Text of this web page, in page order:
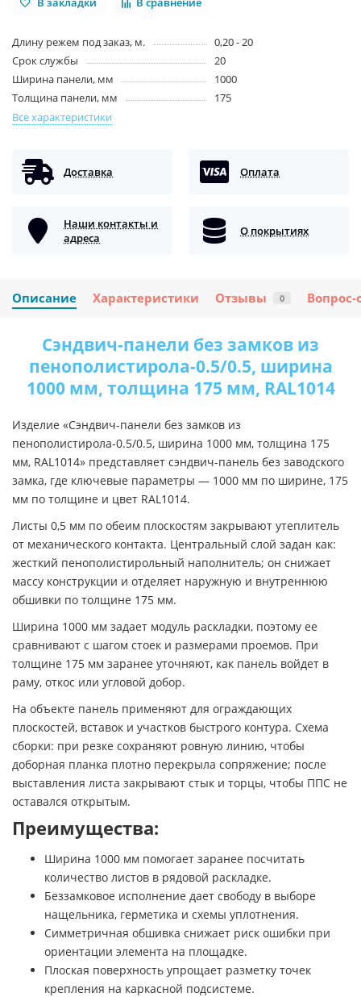
В закладки В сравнение
Длину режем под заказ, м.
0,20 - 20
Срок службы
20
Ширина панели, мм
1000
Толщина панели, мм
175
Все характеристики
Доставка Оплата
Наши контакты и
адреса
О покрытиях
Описание Характеристики Отзывы 0 Вопрос-
Сэндвич-панели без замков из
пенополистирола-0.5/0.5, ширина
1000 мм, толщина 175 мм, RAL1014
Изделие «Сэндвич-панели без замков из
пенополистирола-0.5/0.5, ширина 1000 мм, толщина 175
мм, RAL1014» представляет сэндвич-панель без заводского
замка, где ключевые параметры — 1000 мм по ширине, 175
мм по толщине и цвет RAL1014.
Листы 0,5 мм по обеим плоскостям закрывают утеплитель
от механического контакта. Центральный слой задан как:
жесткий пенополистирольный наполнитель; он снижает
массу конструкции и отделяет наружную и внутреннюю
обшивки по толщине 175 мм.
Ширина 1000 мм задает модуль раскладки, поэтому ее
сравнивают с шагом стоек и размерами проемов. При
толщине 175 мм заранее уточняют, как панель войдет в
раму, откос или угловой добор.
На объекте панель применяют для ограждающих
плоскостей, вставок и участков быстрого контура. Схема
сборки: при резке сохраняют ровную линию, чтобы
доборная планка плотно перекрыла сопряжение; после
выставления листа закрывают стык и торцы, чтобы ППС не
оставался открытым.
Преимущества:
Ширина 1000 мм помогает заранее посчитать
количество листов в рядовой раскладке.
Беззамковое исполнение дает свободу в выборе
нащельника, герметика и схемы уплотнения.
Симметричная обшивка снижает риск ошибки при
ориентации элемента на площадке.
Плоская поверхность упрощает разметку точек
крепления на каркасной подсистеме.